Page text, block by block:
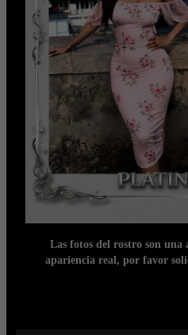
Las fotos del rostro son
apariencia real, por favor